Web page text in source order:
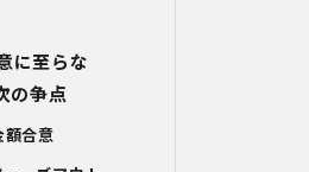
、個人データ
条第３項により定
取り扱い、正確
に至らな
の争点
額合意